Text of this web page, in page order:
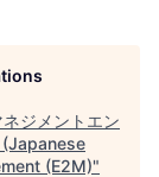
ジメントエン
(E2M)"